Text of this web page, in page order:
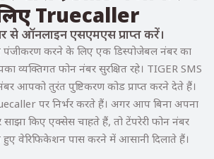
Truecaller
से ऑनलाइन एसएमएस प्राप्त करें।
करने के लिए एक डिस्पोजेबल नंबर का
व्यक्तिगत फोन नंबर सुरक्षित रहे। TIGER SMS
आपको तुरंत पुष्टिकरण कोड प्राप्त करने देते हैं।
पर निर्भर करते हैं। अगर आप बिना अपना
किए एक्सेस चाहते हैं, तो टेंपरेरी फोन नंबर
हुए वेरिफिकेशन पास करने में आसानी दिलाते हैं।